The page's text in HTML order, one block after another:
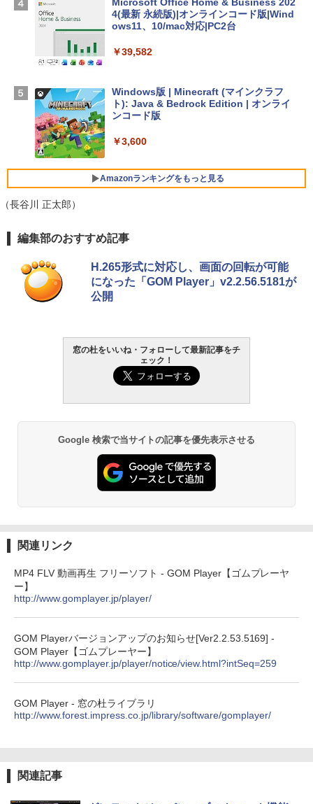
￥278,800
【Amazon.co.jp限定】 HP ノートパソコ
￥129,800
FMV ノートパソコン WE1-K3 (MS 365 P
VWK3E15W_AZ
4(最新 永続版)|オンラインコード版|Wind
ows11、10/mac対応|PC2台
￥39,582
Windows版 | Minecraft (マインクラフ
ト): Java & Bedrock Edition | オンライ
ンコード版
￥3,600
Amazonランキングをもっと見る
生成AIパスポート公式テキスト 第４版
￥1,766
bデザイン入門講座［第2版］
￥1,292
非エンジニア 初心者 素人 でも安心 使い
方 マニュアル AI副業にもコンテンツ作成
にもKindle出版にも！ 非エンジニアのた
めのAIコーディング入門シリーズ
￥99
￥480
FM TOWNS ハイパー・カタログ: 本体ハ
ェクトリストと最新エミュレータ紹介
￥1,600
Amazon Kindle - 目に優しい、かさばら
続バッテリー、6インチディスプレイ電子
書籍リーダー、マッチャ、16GB、広告な
し
Kindle Paperwhite シグニチャーエディ
ション (32GB) 7インチディスプレイ、明
るさ自動調整、色調調節ライト、12週間
持続バッテリー、広告なし、メタリック
￥27,980
Amazon Kindle Paperwhite (16GB) 7イ
ンチディスプレイ、色調調節ライト、12
週間持続バッテリー、広告なし、ブラッ
ージ、防水、7インチカラーディスプレ
テリー、広告無し、ブラック (2025年発
￥31,980
レージ、ノート機能搭載、明るさ自動調
整、色調調節ライト、プレミアムペン付
（長谷川 正太郎）
編集部のおすすめ記事
H.265形式に対応し、画面の回転が可能
になった「GOM Player」v2.2.56.5181が
公開
窓の杜をいいね・フォローして最新記事をチ
ェック！
Google 検索で当サイトの記事を優先表示させる
関連リンク
MP4 FLV 動画再生 フリーソフト - GOM Player【ゴムプレーヤ
ー】
http://www.gomplayer.jp/player/
GOM Playerバージョンアップのお知らせ[Ver2.2.53.5169] -
GOM Player【ゴムプレーヤー】
http://www.gomplayer.jp/player/notice/view.html?intSeq=259
GOM Player - 窓の杜ライブラリ
http://www.forest.impress.co.jp/library/software/gomplayer/
関連記事